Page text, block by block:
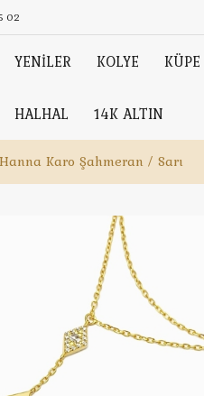
02
YENİLER KOLYE KÜPE
HALHAL 14K ALTIN
Hanna Karo Şahmeran / Sarı